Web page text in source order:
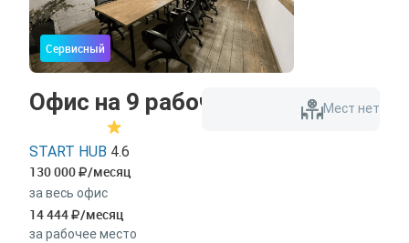
Сервисный
Офис на 9 рабочих мест
START HUB 4.6
130 000 /месяц
за весь офис
14 444 /месяц
за рабочее место
Мест нет